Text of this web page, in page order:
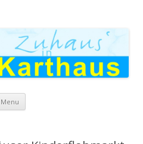
Menu Skip to content